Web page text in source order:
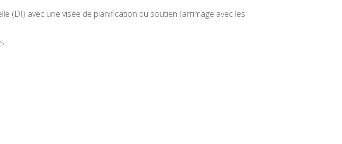
(DI) avec une visée de planification du soutien (arrimage avec les